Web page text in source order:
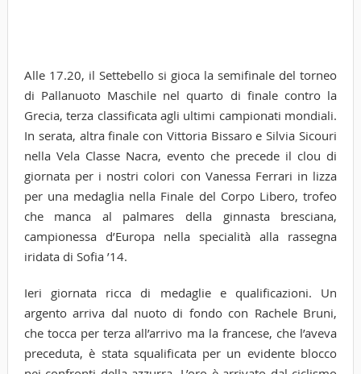
Alle 17.20, il Settebello si gioca la semifinale del torneo
di Pallanuoto Maschile nel quarto di finale contro la
Grecia, terza classificata agli ultimi campionati mondiali.
In serata, altra finale con Vittoria Bissaro e Silvia Sicouri
nella Vela Classe Nacra, evento che precede il clou di
giornata per i nostri colori con Vanessa Ferrari in lizza
per una medaglia nella Finale del Corpo Libero, trofeo
che manca al palmares della ginnasta bresciana,
campionessa d’Europa nella specialità alla rassegna
iridata di Sofia ’14.
Ieri giornata ricca di medaglie e qualificazioni. Un
argento arriva dal nuoto di fondo con Rachele Bruni,
che tocca per terza all’arrivo ma la francese, che l’aveva
preceduta, è stata squalificata per un evidente blocco